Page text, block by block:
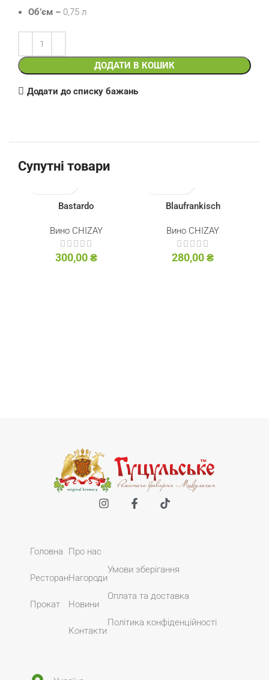
Об’єм – 0,75 л
ДОДАТИ В КОШИК
Додати до списку бажань
Супутні товари
Bastardo
Вино CHIZAY
300,00₴
Blaufrankisch
Вино CHIZAY
280,00₴
Головна
Ресторан
Прокат
Про нас
Нагороди
Новини
Контакти
Умови зберігання
Оплата та доставка
Політика конфіденційності